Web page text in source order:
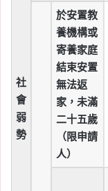
社
會
弱
勢
於安置教
養機構或
寄養家庭
結束安置
無法返
家，未滿
二十五歲
（限申請
人）